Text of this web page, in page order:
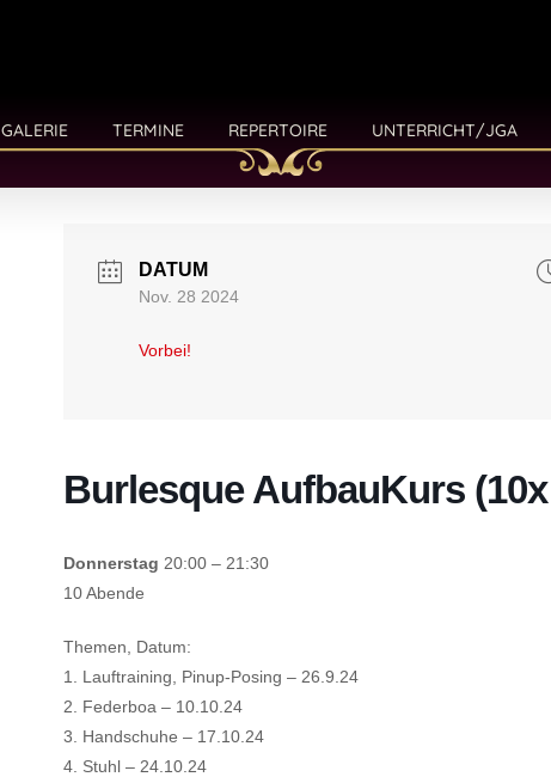
GALERIE TERMINE REPERTOIRE UNTERRICHT/JGA
DATUM
Nov. 28 2024
Vorbei!
Burlesque AufbauKurs
Donnerstag 20:00 – 21:30
10 Abende
Themen, Datum:
1. Lauftraining, Pinup-Posing – 26.9.24
2. Federboa – 10.10.24
3. Handschuhe – 17.10.24
4. Stuhl – 24.10.24